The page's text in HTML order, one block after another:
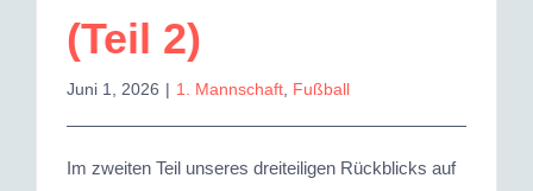
(Teil 2)
Juni 1, 2026 | 1. Mannschaft Fußball
Im zweiten Teil unseres dreiteiligen Rückblicks auf